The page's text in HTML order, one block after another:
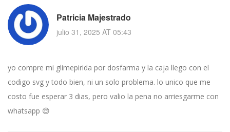
Patricia Majestrado
julio 31, 2025 AT 05:43
yo compre mi glimepirida por dosfarma y la caja llego con el
codigo svg y todo bien, ni un solo problema. lo unico que me
costo fue esperar 3 dias, pero valio la pena no arriesgarme con
whatsapp 😌